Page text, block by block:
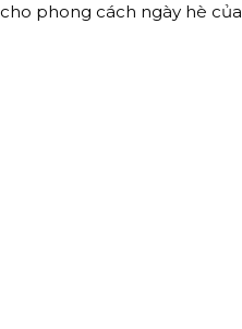
cho phong cách ngày hè của